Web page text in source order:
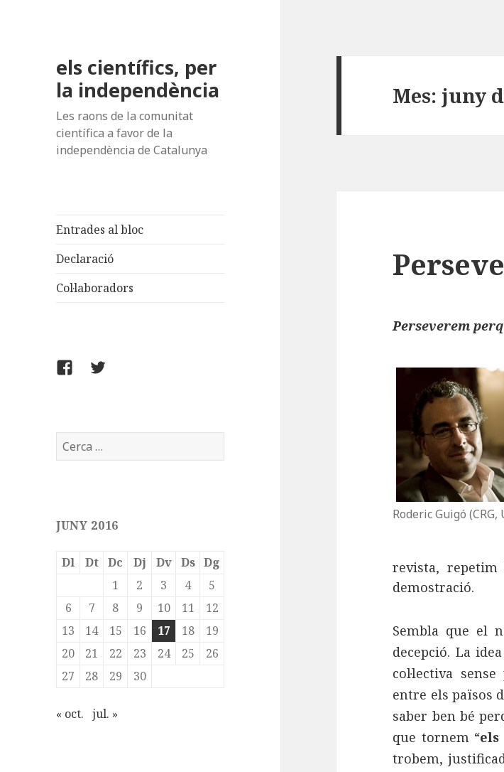
els científics, per
la independència
Les raons de la comunitat
científica a favor de la
independència de Catalunya
Entrades al bloc
Declaració
Col·laboradors
FACEBOOK
TWITTER
Cerca:
JUNY 2016
Dl Dt Dc Dj Dv Ds Dg
1
2 3 4
5
6
7 8 9 10 11
12
13
14 15 16 17 18
19
20
21 22 23 24 25
26
27
28 29 30
« oct. jul. »
Mes: juny
Perseverem
Roderic Guigó (CRG,
revista, repetim
demostració.
Sembla que el
decepció. La
col·lectiva
entre els països
saber ben bé
que tornem “
trobem,